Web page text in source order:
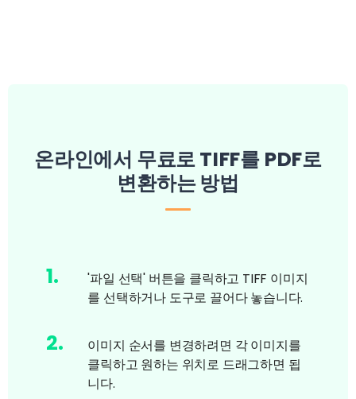
온라인에서 무료로 TIFF를 PDF로
변환하는 방법
1.
'파일 선택' 버튼을 클릭하고 TIFF 이미지
를 선택하거나 도구로 끌어다 놓습니다.
2.
이미지 순서를 변경하려면 각 이미지를
클릭하고 원하는 위치로 드래그하면 됩
니다.